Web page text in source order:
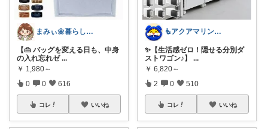
まみぃ🌼暮らしの便利グッズ｜毎日朝コレ
【👜 バッグを変える日も、中身
の入れ忘れゼ ...
￥ 1,980～
0 0 616
コレ いいね
🧜アクアマリン⚡️暮らしに笑顔をプラス
✨【生活感ゼロ！隠せる分別ダ
ストワゴン♪】
...
￥ 6,820～
2 0 510
コレ いいね